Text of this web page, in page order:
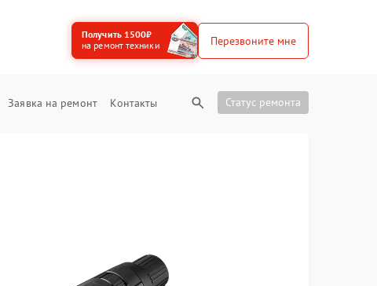
Получить 1500₽
на ремонт техники
Перезвоните мне
Заявка на ремонт Контакты Статус ремонта